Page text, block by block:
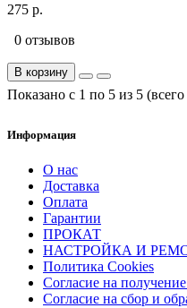
275 р.
0 отзывов
В корзину
Показано с 1 по 5 из 5
Информация
О нас
Доставка
Оплата
Гарантии
ПРОКАТ
НАСТРОЙКА И
Политика Cookies
Согласие на
Согласие на сбор и